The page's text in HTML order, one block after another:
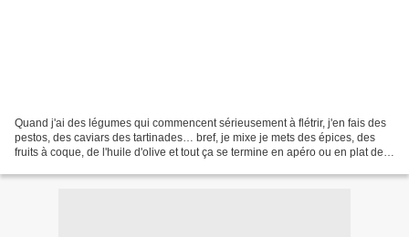
Quand j'ai des légumes qui commencent sérieusement à flétrir, j'en fais des
pestos, des caviars des tartinades… bref, je mixe je mets des épices, des
fruits à coque, de l'huile d'olive et tout ça se termine en apéro ou en plat de